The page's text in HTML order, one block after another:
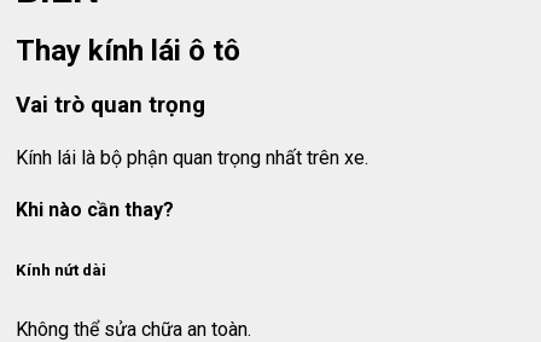
Thay kính lái ô tô
Vai trò quan trọng
Kính lái là bộ phận quan trọng nhất trên xe.
Khi nào cần thay?
Kính nứt dài
Không thể sửa chữa an toàn.